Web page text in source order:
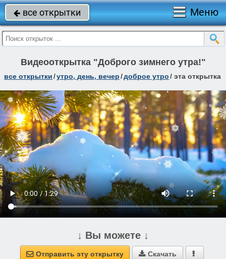
 все открытки Меню
Видеооткрытка "Доброго зимнего утра!"
все открытки/утро, день, вечер/доброе утро/ эта открытка
↓ Вы можете ↓
 Отправить эту открытку  Скачать 